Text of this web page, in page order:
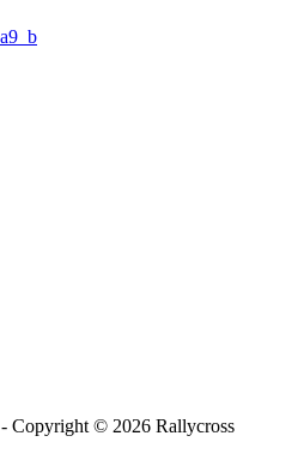
- Copyright © 2026 Rallycross